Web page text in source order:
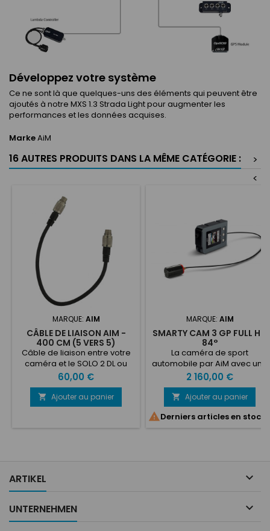
Développez votre système
Ce ne sont là que quelques-uns des éléments qui peuvent être
ajoutés à notre MXS 1.3 Strada Light pour augmenter les
performances et les données acquises.
MarkeAiM
16 AUTRES PRODUITS DANS LA MÊME CATÉGORIE :
>
<
MARQUE: AIM
CÂBLE DE LIAISON AIM -
400 CM (5 VERS 5)
Câble de liaison entre votre
caméra et le SOLO 2 DL ou
HUB.5 pins vers 5
pinsLongueur 400cm
Prix
60,00 €
 Ajouter au panier
MARQUE: AIM
SMARTY CAM 3 GP FULL HD
84°
La caméra de sport
automobile par AiM avec une
coque renforcée conçue
pour les voitures de tourisme,
les prototypes, les UTV et les
motos. Full HD
Main: https://www.aim-
Prix
2 160,00 €
 Ajouter au panier
Derniers articles en stock
ARTIKEL 
UNTERNEHMEN 